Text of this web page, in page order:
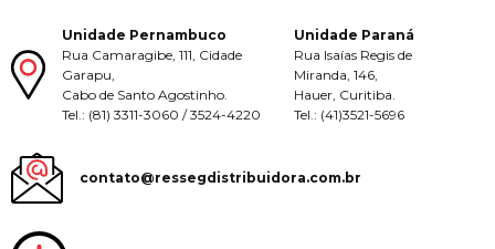
Unidade Pernambuco
Rua Camaragibe, 111, Cidade
Garapu,
Cabo de Santo Agostinho.
Tel.: (81) 3311-3060 / 3524-4220
Unidade Paraná
Rua Isaías Regis de
Miranda, 146,
Hauer, Curitiba.
Tel.: (41)3521-5696
contato@ressegdistribuidora.com.br